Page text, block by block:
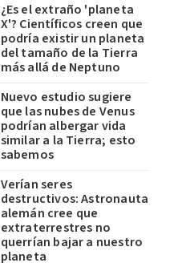
¿Es el extraño 'planeta
X'? Científicos creen que
podría existir un planeta
del tamaño de la Tierra
más allá de Neptuno
Nuevo estudio sugiere
que las nubes de Venus
podrían albergar vida
similar a la Tierra; esto
sabemos
Verían seres
destructivos: Astronauta
alemán cree que
extraterrestres no
querrían bajar a nuestro
planeta